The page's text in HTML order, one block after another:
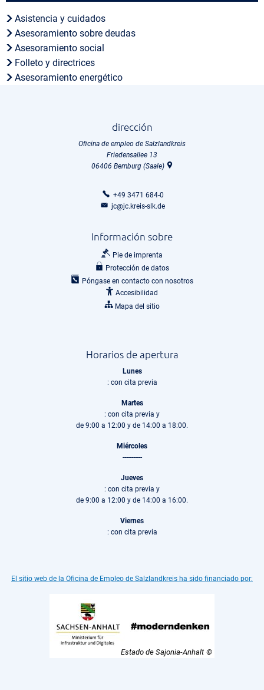
Asistencia y cuidados
Asesoramiento sobre deudas
Asesoramiento social
Folleto y directrices
Asesoramiento energético
dirección
Oficina de empleo de Salzlandkreis
Friedensallee 13
06406 Bernburg (Saale)
+49 3471 684-0
jc@jc.kreis-slk.de
Información sobre
Pie de imprenta
Protección de datos
Póngase en contacto con nosotros
Accesibilidad
Mapa del sitio
Horarios de apertura
Lunes
: con cita previa
Martes
: con cita previa y
de 9:00 a 12:00 y de 14:00 a 18:00.
Miércoles
-----------
Jueves
: con cita previa y
de 9:00 a 12:00 y de 14:00 a 16:00.
Viernes
: con cita previa
El sitio web de la Oficina de Empleo de Salzlandkreis ha sido financiado por:
Estado de Sajonia-Anhalt